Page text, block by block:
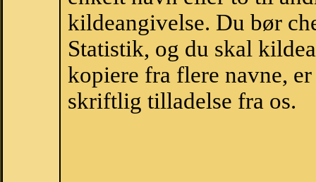
kildeangivelse. Du bør
Statistik, og du skal
kopiere fra flere navne,
skriftlig tilladelse fra os.